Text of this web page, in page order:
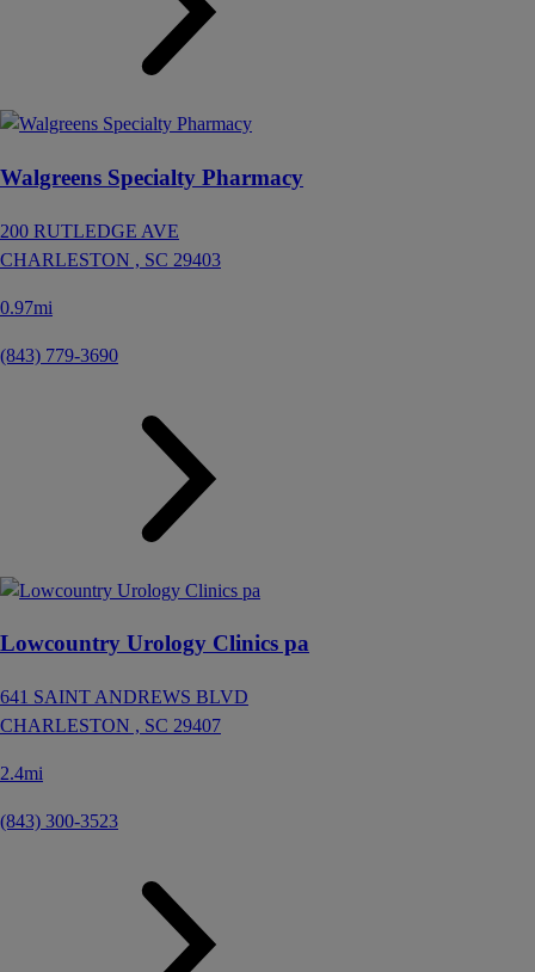
Walgreens Specialty Pharmacy
200 RUTLEDGE AVE
CHARLESTON , SC 29403
0.97mi
(843) 779-3690
Lowcountry Urology Clinics pa
641 SAINT ANDREWS BLVD
CHARLESTON , SC 29407
2.4mi
(843) 300-3523